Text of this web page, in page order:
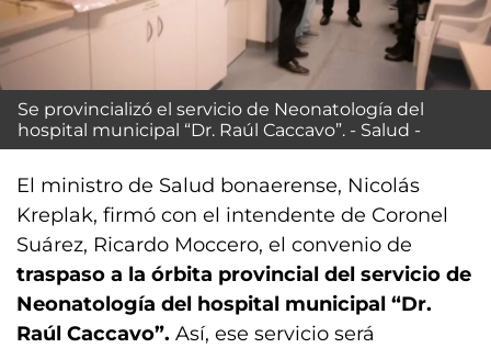
Se provincializó el servicio de Neonatología del
hospital municipal “Dr. Raúl Caccavo”. - Salud -
El ministro de Salud bonaerense, Nicolás
Kreplak, firmó con el intendente de Coronel
Suárez, Ricardo Moccero, el convenio de
traspaso a la órbita provincial del servicio de
Neonatología del hospital municipal “Dr.
Raúl Caccavo”. Así, ese servicio será